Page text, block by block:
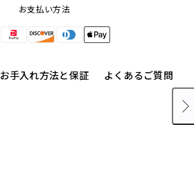
お支払い方法
お手入れ方法と保証 よくあるご質問